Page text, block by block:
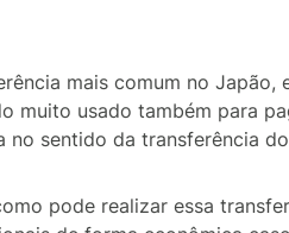
mais comum no Japão,
muito usado também para
no sentido da transferência
pode realizar essa